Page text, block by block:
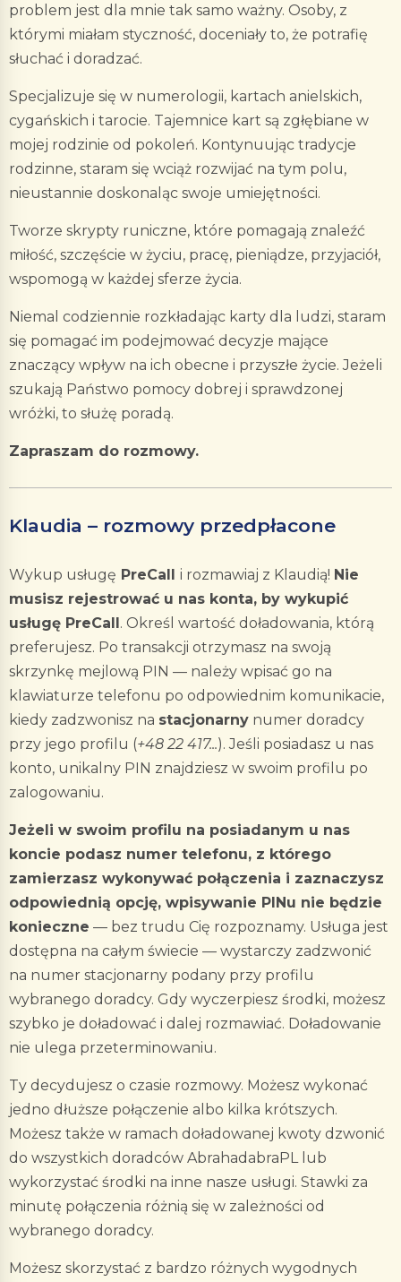
problem jest dla mnie tak samo ważny. Osoby, z
którymi miałam styczność, doceniały to, że potrafię
słuchać i doradzać.
Specjalizuje się w numerologii, kartach anielskich,
cygańskich i tarocie. Tajemnice kart są zgłębiane w
mojej rodzinie od pokoleń. Kontynuując tradycje
rodzinne, staram się wciąż rozwijać na tym polu,
nieustannie doskonaląc swoje umiejętności.
Tworze skrypty runiczne, które pomagają znaleźć
miłość, szczęście w życiu, pracę, pieniądze, przyjaciół,
wspomogą w każdej sferze życia.
Niemal codziennie rozkładając karty dla ludzi, staram
się pomagać im podejmować decyzje mające
znaczący wpływ na ich obecne i przyszłe życie. Jeżeli
szukają Państwo pomocy dobrej i sprawdzonej
wróżki, to służę poradą.
Zapraszam do rozmowy.
Klaudia – rozmowy przedpłacone
Wykup usługę PreCall i rozmawiaj z Klaudią! Nie
musisz rejestrować u nas konta, by wykupić
usługę PreCall. Określ wartość doładowania, którą
preferujesz. Po transakcji otrzymasz na swoją
skrzynkę mejlową PIN — należy wpisać go na
klawiaturze telefonu po odpowiednim komunikacie,
kiedy zadzwonisz na stacjonarny numer doradcy
przy jego profilu (+48 22 417...). Jeśli posiadasz u nas
konto, unikalny PIN znajdziesz w swoim profilu po
zalogowaniu.
Jeżeli w swoim profilu na posiadanym u nas
koncie podasz numer telefonu, z którego
zamierzasz wykonywać połączenia i zaznaczysz
odpowiednią opcję, wpisywanie PINu nie będzie
konieczne — bez trudu Cię rozpoznamy. Usługa jest
dostępna na całym świecie — wystarczy zadzwonić
na numer stacjonarny podany przy profilu
wybranego doradcy. Gdy wyczerpiesz środki, możesz
szybko je doładować i dalej rozmawiać. Doładowanie
nie ulega przeterminowaniu.
Ty decydujesz o czasie rozmowy. Możesz wykonać
jedno dłuższe połączenie albo kilka krótszych.
Możesz także w ramach doładowanej kwoty dzwonić
do wszystkich doradców AbrahadabraPL lub
wykorzystać środki na inne nasze usługi. Stawki za
minutę połączenia różnią się w zależności od
wybranego doradcy.
Możesz skorzystać z bardzo różnych wygodnych